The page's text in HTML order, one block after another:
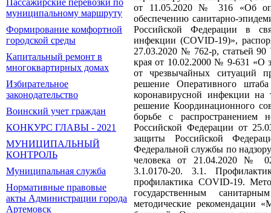
Пассажирские перевозки по
муниципальному маршруту
Формирование комфортной
городской среды
Капитальный ремонт в
многоквартирных домах
Избирательное
законодательство
Воинский учет граждан
КОНКУРС ГЛАВЫ - 2021
МУНИЦИПАЛЬНЫЙ
КОНТРОЛЬ
Муниципальная служба
Нормативные правовые
акты Администрации города
Артемовск
от 11.05.2020 № 316 «Об
обеспечению санитарно-
Российской Федерации в
инфекции (COVID-19)»,
27.03.2020 № 762-р, статьей 90
края от 10.02.2000 № 9-631 «О
от чрезвычайных ситуаций
решение Оперативного
коронавирусной инфекции на
решение Координационного
борьбе с распространением
Российской Федерации от
защиты Российской
Федеральной службы по
человека от 21.04.2020 №
3.1.0170-20. 3.1.
профилактика COVID-19.
государственным
методические рекомендации